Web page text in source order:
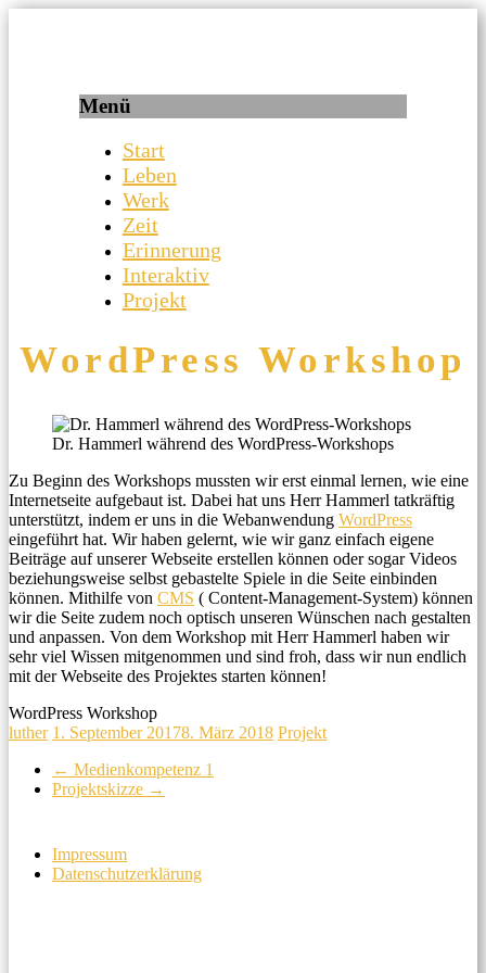
Menü
Start
Leben
Werk
Zeit
Erinnerung
Interaktiv
Projekt
WordPress Workshop
Dr. Hammerl während des WordPress-Workshops
Zu Beginn des Workshops mussten wir erst einmal lernen, wie eine
Internetseite aufgebaut ist. Dabei hat uns Herr Hammerl tatkräftig
unterstützt, indem er uns in die Webanwendung WordPress
eingeführt hat. Wir haben gelernt, wie wir ganz einfach eigene
Beiträge auf unserer Webseite erstellen können oder sogar Videos
beziehungsweise selbst gebastelte Spiele in die Seite einbinden
können. Mithilfe von CMS ( Content-Management-System) können
wir die Seite zudem noch optisch unseren Wünschen nach gestalten
und anpassen. Von dem Workshop mit Herr Hammerl haben wir
sehr viel Wissen mitgenommen und sind froh, dass wir nun endlich
mit der Webseite des Projektes starten können!
WordPress Workshop
luther 1. September 20178. März 2018 Projekt
← Medienkompetenz 1
Projektskizze →
Impressum
Datenschutzerklärung